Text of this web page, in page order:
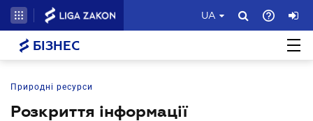
UA
БІЗНЕС
Природні ресурси
Розкриття інформації